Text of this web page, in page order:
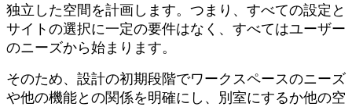
独立した空間を計画します。つまり、すべての設定と
サイトの選択に一定の要件はなく、すべてはユーザー
のニーズから始まります。
そのため、設計の初期段階でワークスペースのニーズ
や他の機能との関係を明確にし、別室にするか他の空